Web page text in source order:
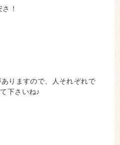
！
りますので、人それぞれで
下さいね♪